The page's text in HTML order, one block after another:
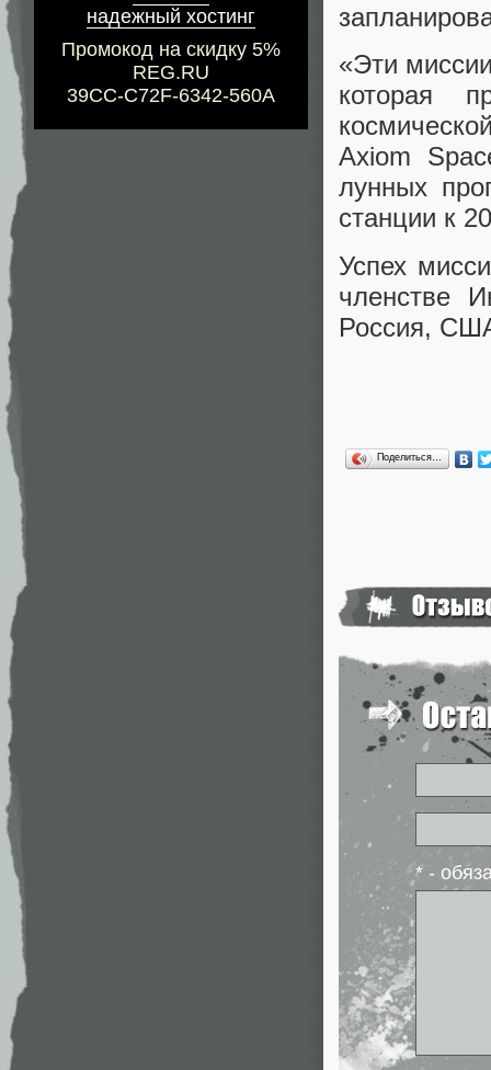
надежный хостинг
Промокод на скидку 5%
REG.RU
39CC-C72F-6342-560A
«Эти
которая
Axiom
лунных
станции к
Успех
членстве
Россия,
Поделиться…
* -